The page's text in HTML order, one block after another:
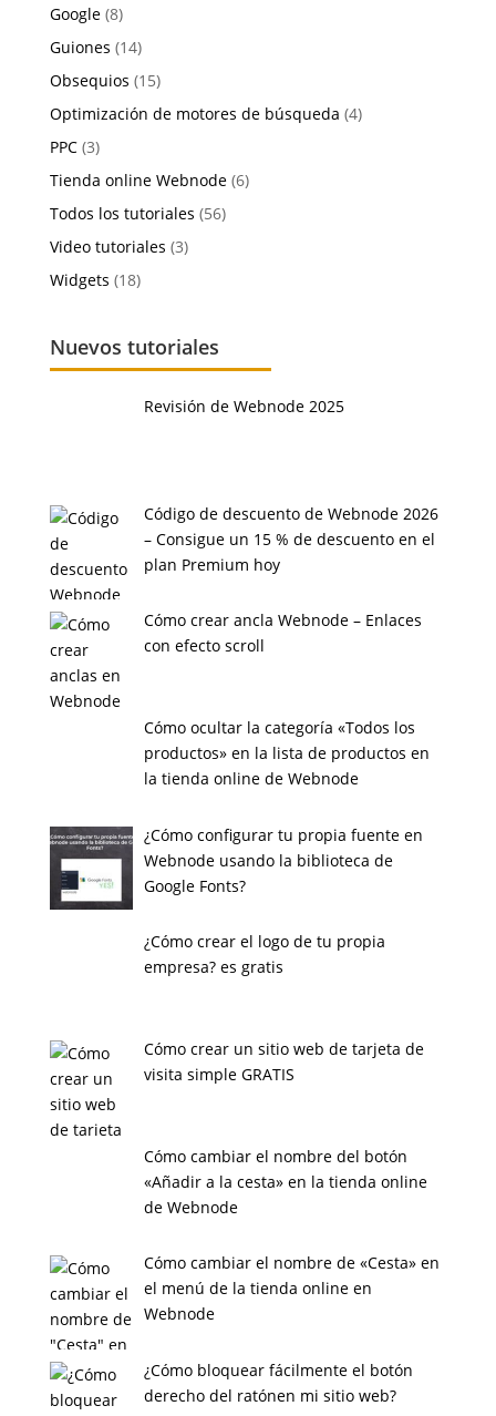
Google(8)
Guiones (14)
Obsequios (15)
Optimización de motores de búsqueda (4)
PPC(3)
Tienda online Webnode(6)
Todos los tutoriales (56)
Video tutoriales (3)
Widgets (18)
Nuevos tutoriales
Revisión de Webnode 2025
Código de descuento de Webnode 2026
– Consigue un 15 % de descuento en el
plan Premium hoy
Cómo crear ancla Webnode – Enlaces
con efecto scroll
Cómo ocultar la categoría «Todos los
productos» en la lista de productos en
la tienda online de Webnode
¿Cómo configurar tu propia fuente en
Webnode usando la biblioteca de
Google Fonts?
¿Cómo crear el logo de tu propia
empresa? es gratis
Cómo crear un sitio web de tarjeta de
visita simple GRATIS
Cómo cambiar el nombre del botón
«Añadir a la cesta» en la tienda online
de Webnode
Cómo cambiar el nombre de «Cesta» en
el menú de la tienda online en
Webnode
¿Cómo bloquear fácilmente el botón
derecho del ratónen mi sitio web?